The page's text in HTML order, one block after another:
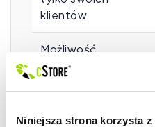
Niniejsza strona korzysta
klientów
Możliwość
odpłatnej